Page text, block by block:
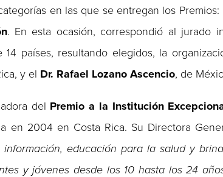
en las que se entregan los Premios:
. En esta ocasión, correspondió al jurado
14 países, resultando elegidos, la
y el Dr. Rafael Lozano Ascencio, de
del Premio a la Institución
en 2004 en Costa Rica. Su Directora
educación para la salud y
y jóvenes desde los 10 hasta los 24